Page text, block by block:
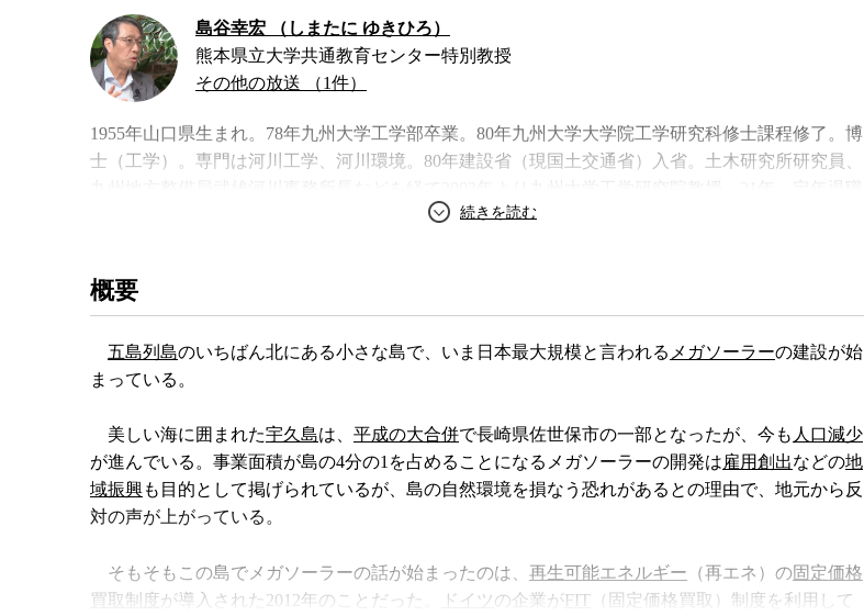
島谷幸宏 （しまたに ゆきひろ）
熊本県立大学共通教育センター特別教授
その他の放送 （1件）
1955年山口県生まれ。78年九州大学工学部卒業。80年九州大学大学院工学研究科修士課程修了。博
士（工学）。専門は河川工学、河川環境。80年建設省（現国土交通省）入省。土木研究所研究員、
し現職。著書に『協働による環境と防災の調和』、編著に『河川災害と復興』など。
協働による環境と防災の調和
概要
五島列島のいちばん北にある小さな島で、いま日本最大規模と言われる メガソーラーの建設が始
まっている。
美しい海に囲まれた宇久島は、 平成の大合併で長崎県佐世保市の一部となったが、今も 人口減少
が進んでいる。事業面積が島の4分の1を占めることになるメガソーラーの開発は雇用創出などの地
域振興も目的として掲げられているが、島の自然環境を損なう恐れがあるとの理由で、地元から反
対の声が上がっている。
そもそもこの島でメガソーラーの話が始まったのは、 再生可能エネルギー （再エネ）の固定価格
買取制度が導入された2012年のことだった。 ドイツの企業がFIT （固定価格買取）制度を利用して